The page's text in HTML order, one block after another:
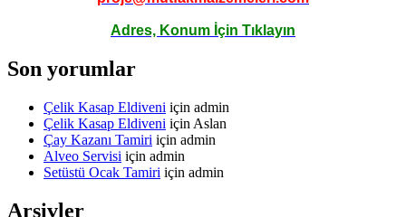
Adres, Konum İçin Tıklayın
Son yorumlar
Çelik Kasap Eldiveni için admin
Çelik Kasap Eldiveni için Aslan
Çay Kazanı Tamiri için admin
Alveo Servisi için admin
Setüstü Ocak Tamiri için admin
Arşivler